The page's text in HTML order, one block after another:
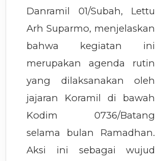
Danramil 01/Subah, Lettu
Arh Suparmo, menjelaskan
bahwa kegiatan ini
merupakan agenda rutin
yang dilaksanakan oleh
jajaran Koramil di bawah
Kodim 0736/Batang
selama bulan Ramadhan.
Aksi ini sebagai wujud